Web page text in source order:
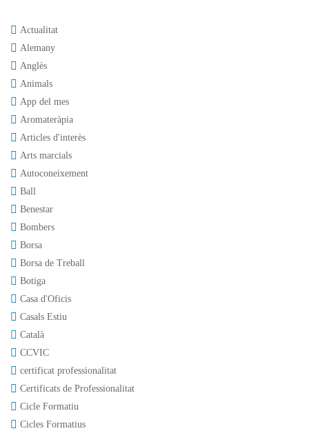
Actualitat
Alemany
Anglès
Animals
App del mes
Aromateràpia
Articles d'interès
Arts marcials
Autoconeixement
Ball
Benestar
Bombers
Borsa
Borsa de Treball
Botiga
Casa d'Oficis
Casals Estiu
Català
CCVIC
certificat professionalitat
Certificats de Professionalitat
Cicle Formatiu
Cicles Formatius